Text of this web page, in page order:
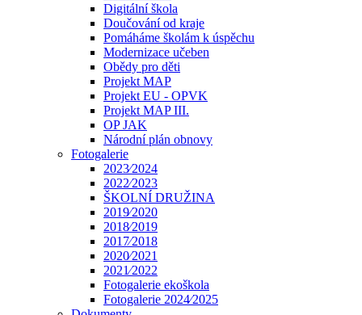
Digitální škola
Doučování od kraje
Pomáháme školám k úspěchu
Modernizace učeben
Obědy pro děti
Projekt MAP
Projekt EU - OPVK
Projekt MAP III.
OP JAK
Národní plán obnovy
Fotogalerie
2023⁄2024
2022⁄2023
ŠKOLNÍ DRUŽINA
2019⁄2020
2018⁄2019
2017⁄2018
2020⁄2021
2021⁄2022
Fotogalerie ekoškola
Fotogalerie 2024⁄2025